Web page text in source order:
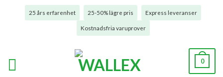
25 års erfarenhet 25-50% lägre pris Express leveranser
Kostnadsfria varuprover
0